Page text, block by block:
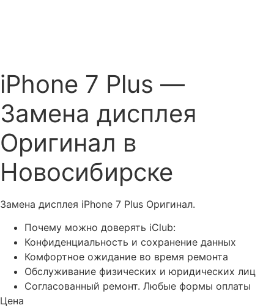
iPhone 7 Plus —
Замена дисплея
Оригинал в
Новосибирске
Замена дисплея iPhone 7 Plus Оригинал.
Почему можно доверять iClub:
Конфиденциальность и сохранение данных
Комфортное ожидание во время ремонта
Обслуживание физических и юридических лиц
Согласованный ремонт. Любые формы оплаты
Цена